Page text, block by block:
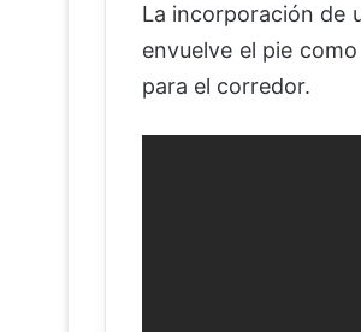
La incorporación de
envuelve el pie
para el corredor.